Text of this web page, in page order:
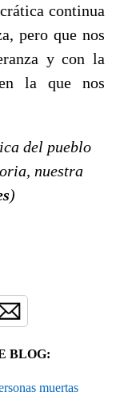
continua
pero que nos
y con la
la que nos
del pueblo
nuestra
)
BLOG:
muertas